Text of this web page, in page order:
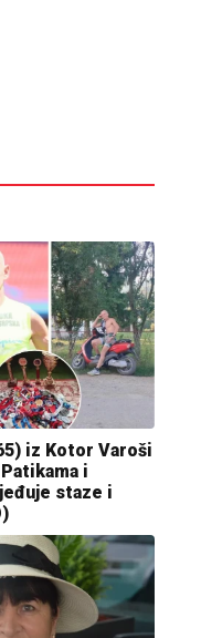
iz Kotor Varoši
i
staze i